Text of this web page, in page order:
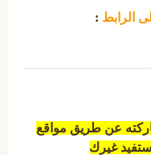
الرابط :
عن طريق مواقع
غيرك